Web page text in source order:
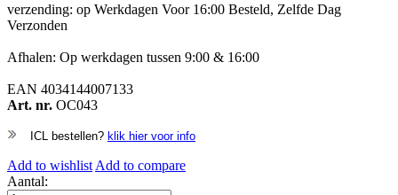
verzending: op Werkdagen Voor 16:00 Besteld, Zelfde Dag
Verzonden
Afhalen: Op werkdagen tussen 9:00 & 16:00
EAN 4034144007133
Art. nr. OC043
ICL bestellen? klik hier voor info
Add to wishlist Add to compare
Aantal: